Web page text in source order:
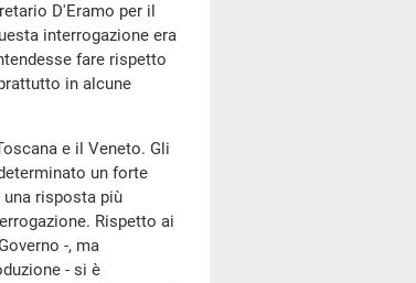
D'Eramo per il
interrogazione era
fare rispetto
in alcune
e il Veneto. Gli
un forte
risposta più
Rispetto ai
-, ma
- si è